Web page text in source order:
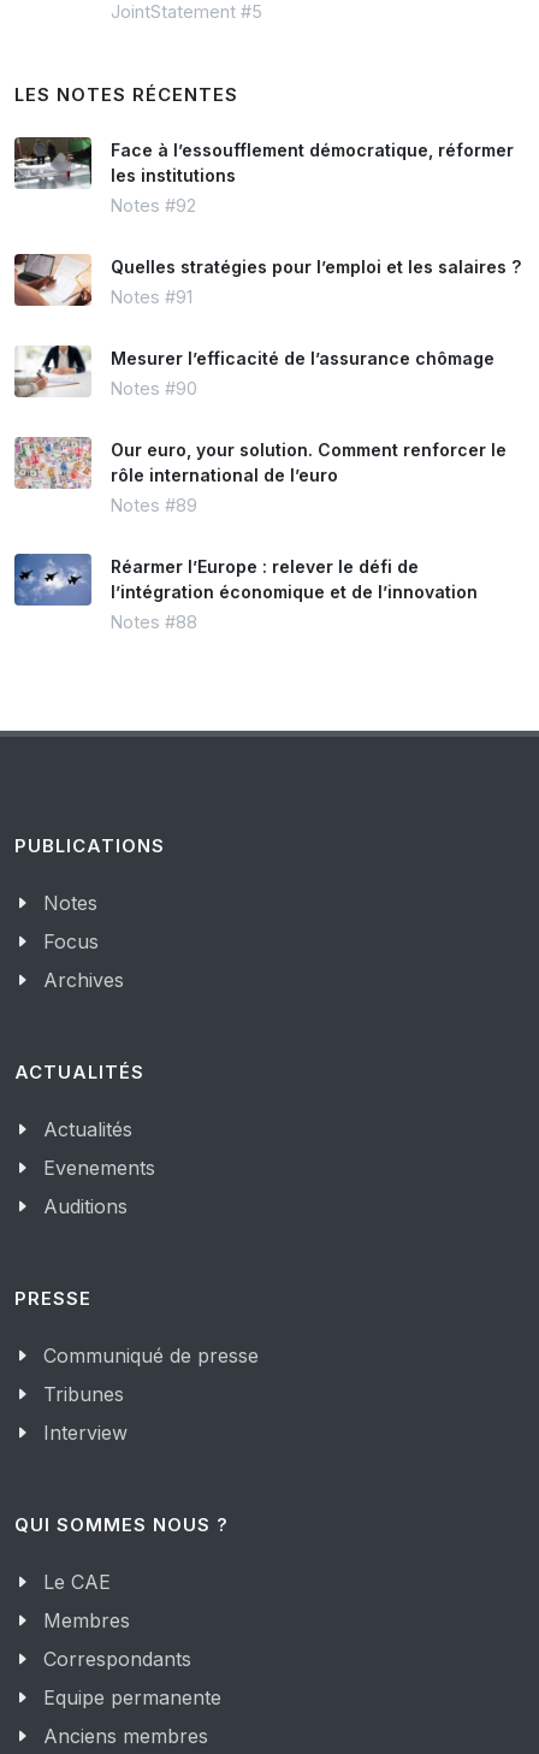
JointStatement #5
LES NOTES RÉCENTES
Face à l’essoufflement démocratique, réformer
les institutions
Notes #92
Quelles stratégies pour l’emploi et les salaires ?
Notes #91
Mesurer l’efficacité de l’assurance chômage
Notes #90
Our euro, your solution. Comment renforcer le
rôle international de l’euro
Notes #89
Réarmer l’Europe : relever le défi de
l’intégration économique et de l’innovation
Notes #88
PUBLICATIONS
Notes
Focus
Archives
ACTUALITÉS
Actualités
Evenements
Auditions
PRESSE
Communiqué de presse
Tribunes
Interview
QUI SOMMES NOUS ?
Le CAE
Membres
Correspondants
Equipe permanente
Anciens membres